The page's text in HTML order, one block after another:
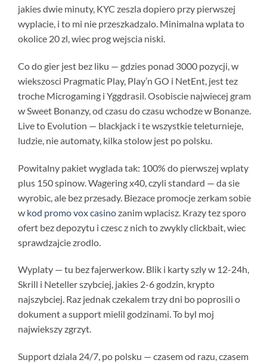
jakies dwie minuty, KYC zeszla dopiero przy pierwszej
wyplacie, i to mi nie przeszkadzalo. Minimalna wplata to
okolice 20 zl, wiec prog wejscia niski.
Co do gier jest bez liku — gdzies ponad 3000 pozycji, w
wiekszosci Pragmatic Play, Play’n GO i NetEnt, jest tez
troche Microgaming i Yggdrasil. Osobiscie najwiecej gram
w Sweet Bonanzy, od czasu do czasu wchodze w Bonanze.
Live to Evolution — blackjack i te wszystkie teleturnieje,
ludzie, nie automaty, kilka stolow jest po polsku.
Powitalny pakiet wyglada tak: 100% do pierwszej wplaty
plus 150 spinow. Wagering x40, czyli standard — da sie
wyrobic, ale bez przesady. Biezace promocje zerkam sobie
w kod promo vox casinozanim wplacisz. Krazy tez sporo
ofert bez depozytu i czesc z nich to zwykly clickbait, wiec
sprawdzajcie zrodlo.
Wyplaty — tu bez fajerwerkow. Blik i karty szly w 12-24h,
Skrill i Neteller szybciej, jakies 2-6 godzin, krypto
najszybciej. Raz jednak czekalem trzy dni bo poprosili o
dokument a support mielil godzinami. To byl moj
najwiekszy zgrzyt.
Support dziala 24/7, po polsku — czasem od razu, czasem